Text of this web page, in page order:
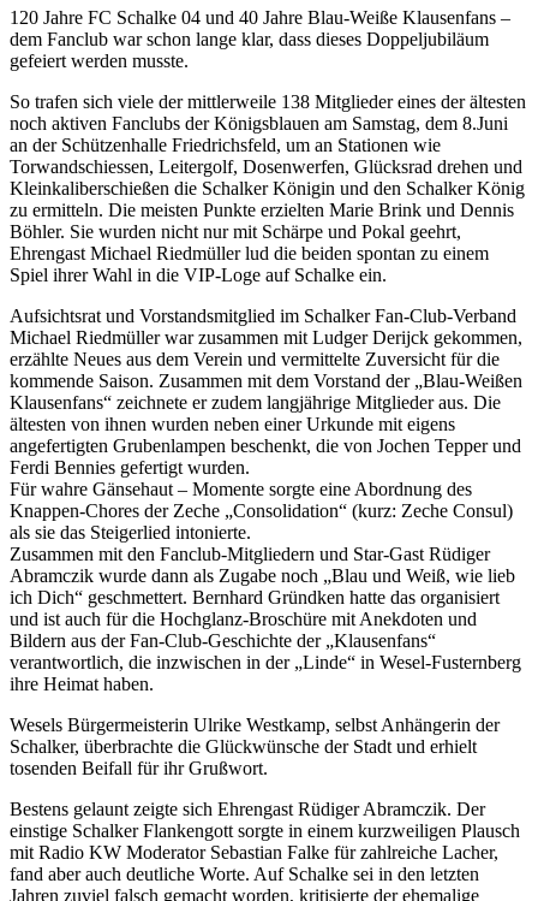
120 Jahre FC Schalke 04 und 40 Jahre Blau-Weiße Klausenfans –
dem Fanclub war schon lange klar, dass dieses Doppeljubiläum
gefeiert werden musste.
So trafen sich viele der mittlerweile 138 Mitglieder eines der ältesten
noch aktiven Fanclubs der Königsblauen am Samstag, dem 8.Juni
an der Schützenhalle Friedrichsfeld, um an Stationen wie
Torwandschiessen, Leitergolf, Dosenwerfen, Glücksrad drehen und
Kleinkaliberschießen die Schalker Königin und den Schalker König
zu ermitteln. Die meisten Punkte erzielten Marie Brink und Dennis
Böhler. Sie wurden nicht nur mit Schärpe und Pokal geehrt,
Ehrengast Michael Riedmüller lud die beiden spontan zu einem
Spiel ihrer Wahl in die VIP-Loge auf Schalke ein.
Aufsichtsrat und Vorstandsmitglied im Schalker Fan-Club-Verband
Michael Riedmüller war zusammen mit Ludger Derijck gekommen,
erzählte Neues aus dem Verein und vermittelte Zuversicht für die
kommende Saison. Zusammen mit dem Vorstand der „Blau-Weißen
Klausenfans“ zeichnete er zudem langjährige Mitglieder aus. Die
ältesten von ihnen wurden neben einer Urkunde mit eigens
angefertigten Grubenlampen beschenkt, die von Jochen Tepper und
Ferdi Bennies gefertigt wurden.
Für wahre Gänsehaut – Momente sorgte eine Abordnung des
Knappen-Chores der Zeche „Consolidation“ (kurz: Zeche Consul)
als sie das Steigerlied intonierte.
Zusammen mit den Fanclub-Mitgliedern und Star-Gast Rüdiger
Abramczik wurde dann als Zugabe noch „Blau und Weiß, wie lieb
ich Dich“ geschmettert. Bernhard Gründken hatte das organisiert
und ist auch für die Hochglanz-Broschüre mit Anekdoten und
Bildern aus der Fan-Club-Geschichte der „Klausenfans“
verantwortlich, die inzwischen in der „Linde“ in Wesel-Fusternberg
ihre Heimat haben.
Wesels Bürgermeisterin Ulrike Westkamp, selbst Anhängerin der
Schalker, überbrachte die Glückwünsche der Stadt und erhielt
tosenden Beifall für ihr Grußwort.
Bestens gelaunt zeigte sich Ehrengast Rüdiger Abramczik. Der
einstige Schalker Flankengott sorgte in einem kurzweiligen Plausch
mit Radio KW Moderator Sebastian Falke für zahlreiche Lacher,
fand aber auch deutliche Worte. Auf Schalke sei in den letzten
Jahren zuviel falsch gemacht worden, kritisierte der ehemalige